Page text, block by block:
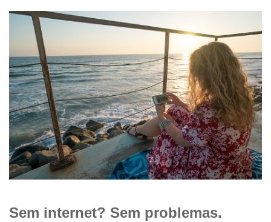
Sem internet? Sem problemas.